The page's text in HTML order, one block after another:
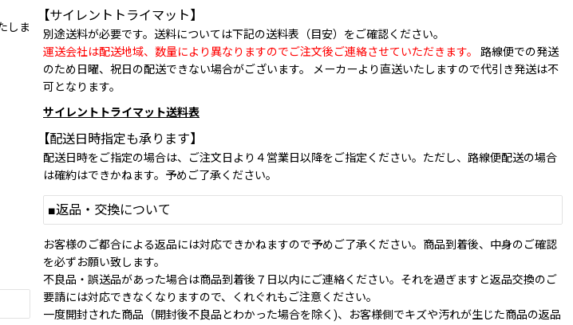
しま
【サイレントトライマット】
別途送料が必要です。送料については下記の送料表（目安）をご確認ください。
運送会社は配送地域、数量により異なりますのでご注文後ご連絡させていただきます。
路線便での発送
のため日曜、祝日の配送できない場合がございます。 メーカーより直送いたしますので代引き発送は不
可となります。
サイレントトライマット送料表
【配送日時指定も承ります】
配送日時をご指定の場合は、ご注文日より４営業日以降をご指定ください。ただし、路線便配送の場合
は確約はできかねます。予めご了承ください。
■返品・交換について
お客様のご都合による返品には対応できかねますので予めご了承ください。商品到着後、中身のご確認
を必ずお願い致します。
不良品・誤送品があった場合は商品到着後７日以内にご連絡ください。それを過ぎますと返品交換のご
要請には対応できなくなりますので、くれぐれもご注意ください。
一度開封された商品（開封後不良品とわかった場合を除く)、お客様側でキズや汚れが生じた商品の返品